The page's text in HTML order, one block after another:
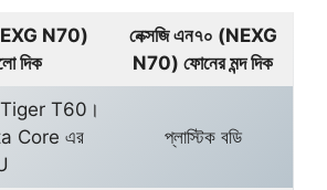
N70)
দিক
নেক্সজি এন৭০ (NEXG
N70) ফোনের মন্দ দিক
Tiger T60।
Core এর
প্লাস্টিক বডি